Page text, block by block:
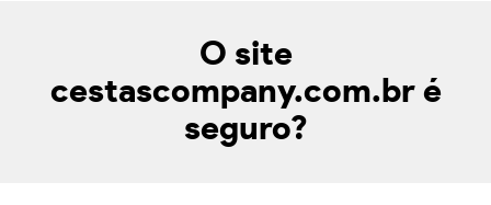
O site
cestascompany.com.br é
seguro?